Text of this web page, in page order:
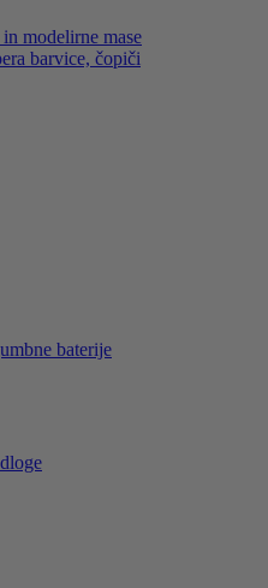
modelirne mase
barvice, čopiči
baterije